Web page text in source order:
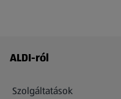
Láblécmenü - további linkek
ALDI-ról
Szolgáltatások